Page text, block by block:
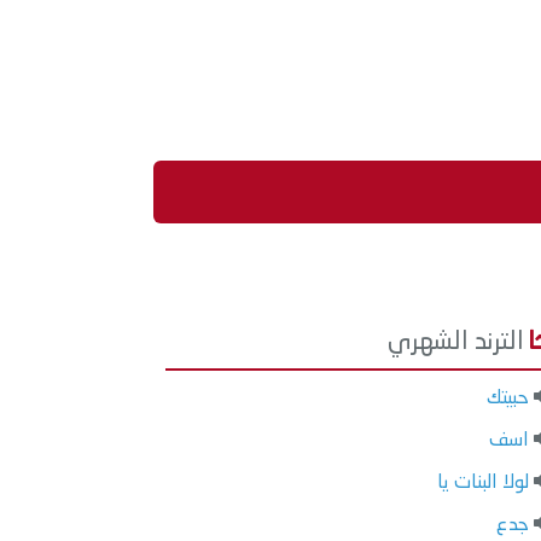
الترند الشهري
حبيتك
اسف
لولا البنات يا
جدع